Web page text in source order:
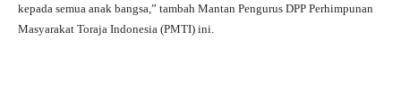
kepada semua anak bangsa,” tambah Mantan Pengurus DPP Perhimpunan
Masyarakat Toraja Indonesia (PMTI) ini.